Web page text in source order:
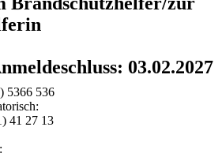
03.02.2027
5366 536
41 27 13